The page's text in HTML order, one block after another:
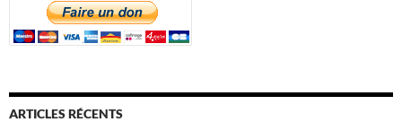
ARTICLES RÉCENTS